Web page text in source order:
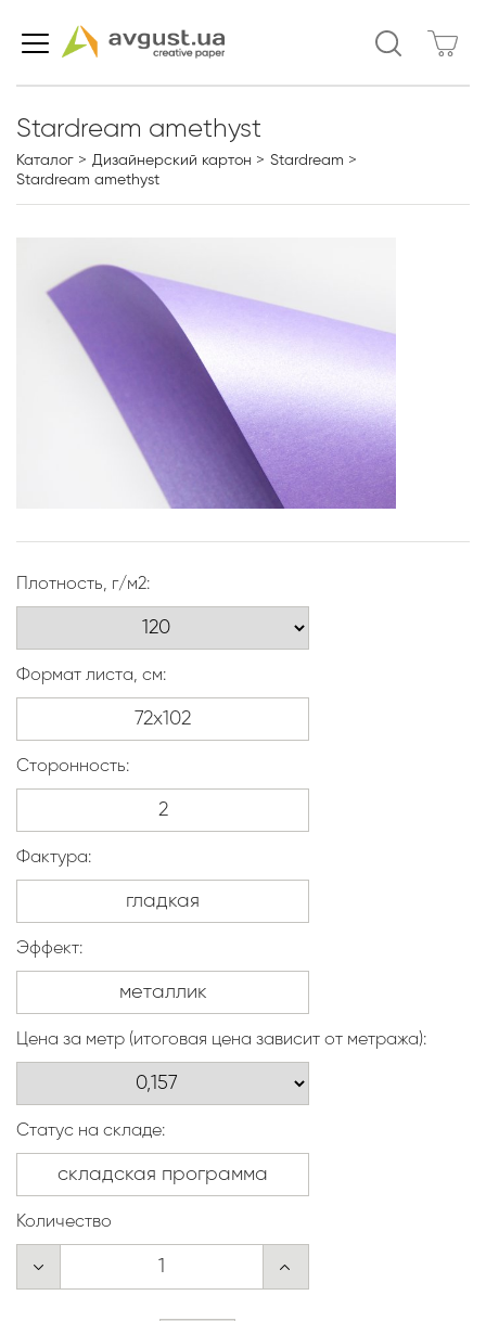
Stardream amethyst
Каталог Дизайнерский картон
Stardream
Stardream amethyst
Плотность, г/м2:
Формат листа, см:
Сторонность:
Фактура:
Эффект:
Цена за метр (итоговая цена зависит от метража):
Статус на складе:
Количество